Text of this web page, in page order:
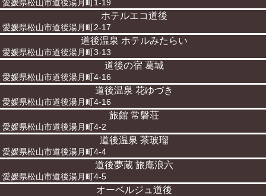
愛媛県松山市道後湯月町1-19
ホテルエコ道後
愛媛県松山市道後湯月町2-17
道後温泉 ホテルみたらい
愛媛県松山市道後湯月町3-13
道後の宿 葛城
愛媛県松山市道後湯月町4-16
道後温泉 花ゆづき
愛媛県松山市道後湯月町4-16
旅館 常磐荘
愛媛県松山市道後湯月町4-2
道後温泉 茶玻瑠
愛媛県松山市道後湯月町4-4
道後夢蔵 旅庵浪六
愛媛県松山市道後湯月町4-5
オーベルジュ道後